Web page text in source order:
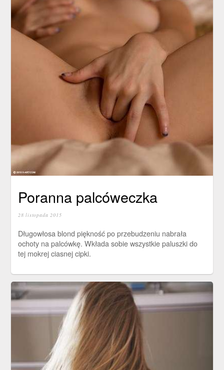
Poranna palcóweczka
28 listopada 2015
Długowłosa blond piękność po przebudzeniu nabrała
ochoty na palcówkę. Wkłada sobie wszystkie paluszki do
tej mokrej ciasnej cipki.